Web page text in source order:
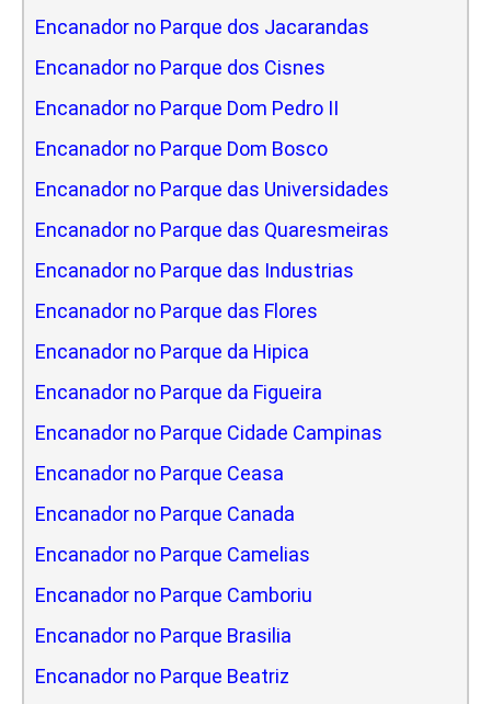
Encanador no Parque dos Jacarandas
Encanador no Parque dos Cisnes
Encanador no Parque Dom Pedro II
Encanador no Parque Dom Bosco
Encanador no Parque das Universidades
Encanador no Parque das Quaresmeiras
Encanador no Parque das Industrias
Encanador no Parque das Flores
Encanador no Parque da Hipica
Encanador no Parque da Figueira
Encanador no Parque Cidade Campinas
Encanador no Parque Ceasa
Encanador no Parque Canada
Encanador no Parque Camelias
Encanador no Parque Camboriu
Encanador no Parque Brasilia
Encanador no Parque Beatriz